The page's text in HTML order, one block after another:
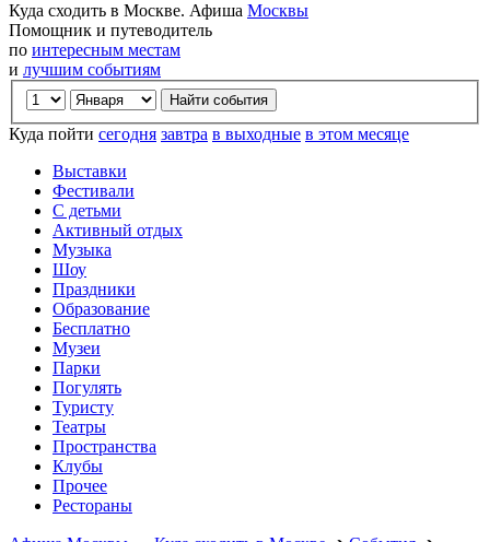
Куда сходить в Москве. Афиша Москвы
Помощник и путеводитель
по интересным местам
и лучшим событиям
Куда пойти сегодня завтра в выходные в этом месяце
Выставки
Фестивали
С детьми
Активный отдых
Музыка
Шоу
Праздники
Образование
Бесплатно
Музеи
Парки
Погулять
Туристу
Театры
Пространства
Клубы
Прочее
Рестораны